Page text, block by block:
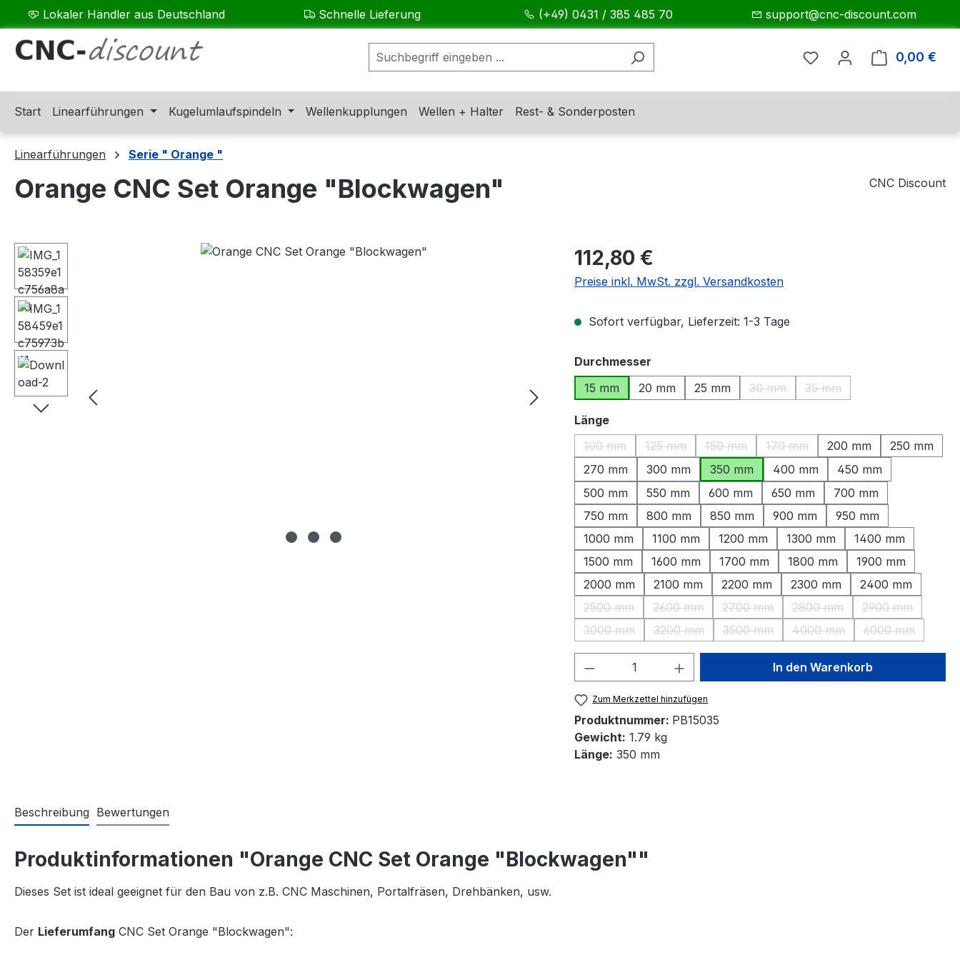
Hauptinhalt springen
Zur Suche springen
Zur Hauptnavigation springen
Lokaler Händler aus Deutschland Schnelle Lieferung (+49) 0431 / 385 485 70 support@cnc-discount.com
0,00 €
Start Linearführungen Kugelumlaufspindeln Wellenkupplungen Wellen + Halter Rest- & Sonderposten
Linearführungen Serie " Orange "
Orange CNC Set Orange "Blockwagen" CNC Discount
Bildergalerie überspringen Regulärer Preis:
112,80 €
Preise inkl. MwSt. zzgl. Versandkosten
Sofort verfügbar, Lieferzeit: 1-3 Tage
Durchmesser
15 mm
20 mm 25 mm 30 mm
(Diese Option ist zurzeit nicht verfügbar.)
35 mm
(Diese Option ist zurzeit
Längeauswählen
100 mm
(Diese Option ist zurzeit nicht verfügbar.)
125 mm
(Diese Option ist zurzeit nicht verfügbar.)
150 mm
(Diese Option ist zurzeit nicht verfügbar.)
170 mm
(Diese Option ist zurzeit nicht
200 mm
250 mm
270 mm
300 mm 350 mm 400 mm
450 mm
500 mm
550 mm 600 mm 650 mm
700 mm
750 mm
800 mm 850 mm 900 mm
950 mm
1000 mm
1100 mm 1200 mm 1300 mm
1400 mm
1500 mm
1600 mm 1700 mm 1800 mm
1900 mm
2000 mm
2100 mm 2200 mm 2300 mm
2400 mm
2500 mm
(Diese Option ist zurzeit nicht verfügbar.)
2600 mm
(Diese Option ist zurzeit nicht verfügbar.)
2700 mm
(Diese Option ist zurzeit nicht verfügbar.)
2800 mm
(Diese Option ist zurzeit nicht
2900 mm
(Diese Option
3000 mm
(Diese Option ist zurzeit nicht verfügbar.)
3200 mm
(Diese Option ist zurzeit nicht verfügbar.)
3500 mm
(Diese Option ist zurzeit nicht verfügbar.)
4000 mm
(Diese Option ist zurzeit nicht
6000 mm
(Diese Option
Produkt Anzahl: Gib den gewünschten Wert
In den Warenkorb
Zum Merkzettel hinzufügen
Produktnummer: PB15035
Gewicht: 1.79 kg
Länge: 350 mm
Beschreibung Bewertungen
Produktinformationen "Orange CNC Set Orange "Blockwagen""
Dieses Set ist ideal geeignet für den Bau von z.B. CNC Maschinen, Portalfräsen, Drehbänken, usw.
Der Lieferumfang CNC Set Orange "Blockwagen":